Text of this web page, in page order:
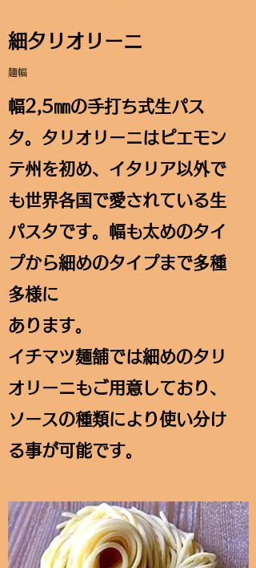
細タリオリーニ
麺幅
幅2,5㎜の手打ち式生パス
タ。タリオリーニはピエモン
テ州を初め、イタリア以外で
も世界各国で愛されている生
パスタです。幅も太めのタイ
プから細めのタイプまで多種
多様に
あります。
イチマツ麺舗では細めのタリ
オリーニもご用意しており、
ソースの種類により使い分け
る事が可能です。